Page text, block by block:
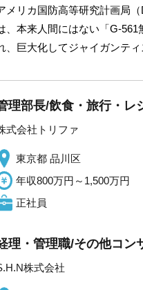
メリカ国防高等研究計画局
、本来人間にはない「G-
、巨大化してジャイガンテ
理部長/飲食・旅行・レ
式会社トリファ
東京都 品川区
年収800万円～1,500万円
正社員
理・管理職/その他コン
株式会社